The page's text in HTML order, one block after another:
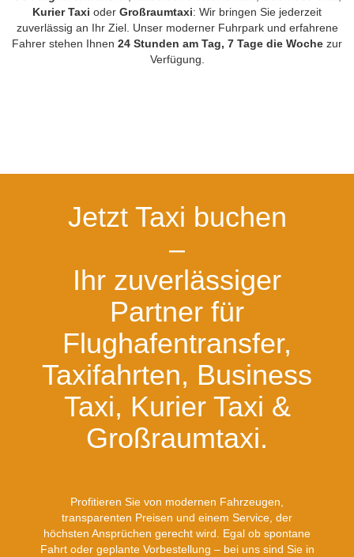
Kurier Taxi oder Großraumtaxi: Wir bringen Sie jederzeit
zuverlässig an Ihr Ziel. Unser moderner Fuhrpark und erfahrene
Fahrer stehen Ihnen 24 Stunden am Tag, 7 Tage die Woche zur
Verfügung.
Jetzt Taxi buchen
–
Ihr zuverlässiger
Partner für
Flughafentransfer,
Taxifahrten, Business
Taxi, Kurier Taxi &
Großraumtaxi.
Profitieren Sie von modernen Fahrzeugen,
transparenten Preisen und einem Service, der
höchsten Ansprüchen gerecht wird. Egal ob spontane
Fahrt oder geplante Vorbestellung – bei uns sind Sie in